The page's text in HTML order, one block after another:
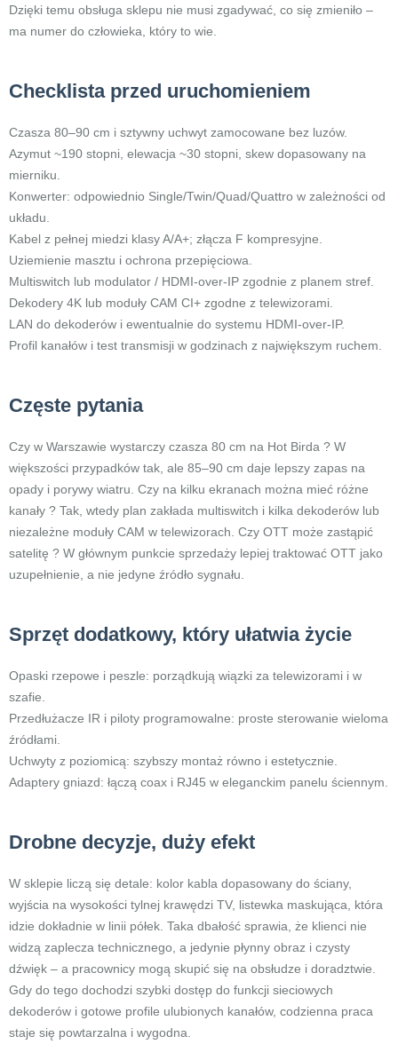
Dzięki temu obsługa sklepu nie musi zgadywać, co się zmieniło –
ma numer do człowieka, który to wie.
Checklista przed uruchomieniem
Czasza 80–90 cm i sztywny uchwyt zamocowane bez luzów.
Azymut ~190 stopni, elewacja ~30 stopni, skew dopasowany na
mierniku.
Konwerter: odpowiednio Single/Twin/Quad/Quattro w zależności od
układu.
Kabel z pełnej miedzi klasy A/A+; złącza F kompresyjne.
Uziemienie masztu i ochrona przepięciowa.
Multiswitch lub modulator / HDMI-over-IP zgodnie z planem stref.
Dekodery 4K lub moduły CAM CI+ zgodne z telewizorami.
LAN do dekoderów i ewentualnie do systemu HDMI-over-IP.
Profil kanałów i test transmisji w godzinach z największym ruchem.
Częste pytania
Czy w Warszawie wystarczy czasza 80 cm na Hot Birda ? W
większości przypadków tak, ale 85–90 cm daje lepszy zapas na
opady i porywy wiatru. Czy na kilku ekranach można mieć różne
kanały ? Tak, wtedy plan zakłada multiswitch i kilka dekoderów lub
niezależne moduły CAM w telewizorach. Czy OTT może zastąpić
satelitę ? W głównym punkcie sprzedaży lepiej traktować OTT jako
uzupełnienie, a nie jedyne źródło sygnału.
Sprzęt dodatkowy, który ułatwia życie
Opaski rzepowe i peszle: porządkują wiązki za telewizorami i w
szafie.
Przedłużacze IR i piloty programowalne: proste sterowanie wieloma
źródłami.
Uchwyty z poziomicą: szybszy montaż równo i estetycznie.
Adaptery gniazd: łączą coax i RJ45 w eleganckim panelu ściennym.
Drobne decyzje, duży efekt
W sklepie liczą się detale: kolor kabla dopasowany do ściany,
wyjścia na wysokości tylnej krawędzi TV, listewka maskująca, która
idzie dokładnie w linii półek. Taka dbałość sprawia, że klienci nie
widzą zaplecza technicznego, a jedynie płynny obraz i czysty
dźwięk – a pracownicy mogą skupić się na obsłudze i doradztwie.
Gdy do tego dochodzi szybki dostęp do funkcji sieciowych
dekoderów i gotowe profile ulubionych kanałów, codzienna praca
staje się powtarzalna i wygodna.